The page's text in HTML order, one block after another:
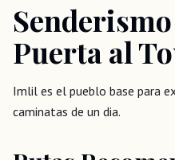
Puerta al
Imlil es el pueblo base para
caminatas de un dia.